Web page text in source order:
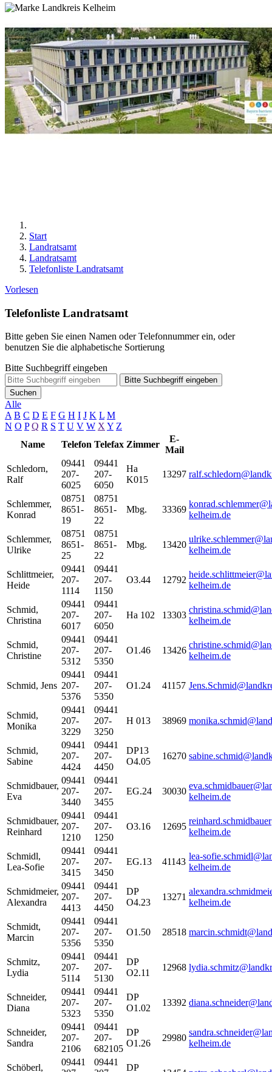
Start
Landratsamt
Landratsamt
Telefonliste Landratsamt
Vorlesen
Telefonliste Landratsamt
Bitte geben Sie einen Namen oder Telefonnummer ein, oder
benutzen Sie die alphabetische Sortierung
Bitte Suchbegriff eingeben
Bitte Suchbegriff eingeben
Suchen
Alle
A B C D E F G H I J K L M
N O P Q R S T U V W XY Z
Name
Telefon Telefax Zimmer
E-
Mail
Schledorn,
Ralf
09441
207-
6025
09441
207-
6050
Ha
K015
13297
Schlemmer,
Konrad
08751
8651-
19
08751
8651-
22
Mbg. 33369
kelheim.de
Schlemmer,
Ulrike
08751
8651-
25
08751
8651-
22
Mbg. 13420
kelheim.de
Schlittmeier,
Heide
09441
207-
1114
09441
207-
1150
O3.44 12792
kelheim.de
Schmid,
Christina
09441
207-
6017
09441
207-
6050
Ha 102 13303
kelheim.de
Schmid,
Christine
09441
207-
5312
09441
207-
5350
O1.46 13426
kelheim.de
Schmid, Jens
09441
207-
5376
09441
207-
5350
O1.24 41157
Schmid,
Monika
09441
207-
3229
09441
207-
3250
H 013 38969
Schmid,
Sabine
09441
207-
4424
09441
207-
4450
DP13
O4.05
16270
Schmidbauer,
Eva
09441
207-
3440
09441
207-
3455
EG.24 30030
kelheim.de
Schmidbauer,
Reinhard
09441
207-
1210
09441
207-
1250
O3.16 12695
kelheim.de
Schmidl,
Lea-Sofie
09441
207-
3415
09441
207-
3450
EG.13 41143
lea-
kelheim.de
Schmidmeier,
Alexandra
09441
207-
4413
09441
207-
4450
DP
O4.23
13271
kelheim.de
Schmidt,
Marcin
09441
207-
5356
09441
207-
5350
O1.50 28518
Schmitz,
Lydia
09441
207-
5114
09441
207-
5130
DP
O2.11
12968
Schneider,
Diana
09441
207-
5323
09441
207-
5350
DP
O1.02
13392
Schneider,
Sandra
09441
207-
2106
09441
207-
682105
DP
O1.26
29980
kelheim.de
Schöberl,
09441
09441
DP